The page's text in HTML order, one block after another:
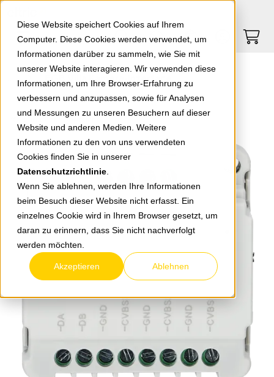
Diese Website speichert Cookies auf Ihrem
Computer. Diese Cookies werden verwendet, um
Informationen darüber zu sammeln, wie Sie mit
unserer Website interagieren. Wir verwenden diese
Informationen, um Ihre Browser-Erfahrung zu
verbessern und anzupassen, sowie für Analysen
und Messungen zu unseren Besuchern auf dieser
Website und anderen Medien. Weitere
Informationen zu den von uns verwendeten
Cookies finden Sie in unserer
Datenschutzrichtlinie
Wenn Sie ablehnen, werden Ihre Informationen
beim Besuch dieser Website nicht erfasst. Ein
einzelnes Cookie wird in Ihrem Browser gesetzt, um
daran zu erinnern, dass Sie nicht nachverfolgt
werden möchten.
Akzeptieren Ablehnen
Springe zu Hauptinhalt Springe zum Footer
0
EGB Villa Kamera-Interface
zurück zur Übersicht